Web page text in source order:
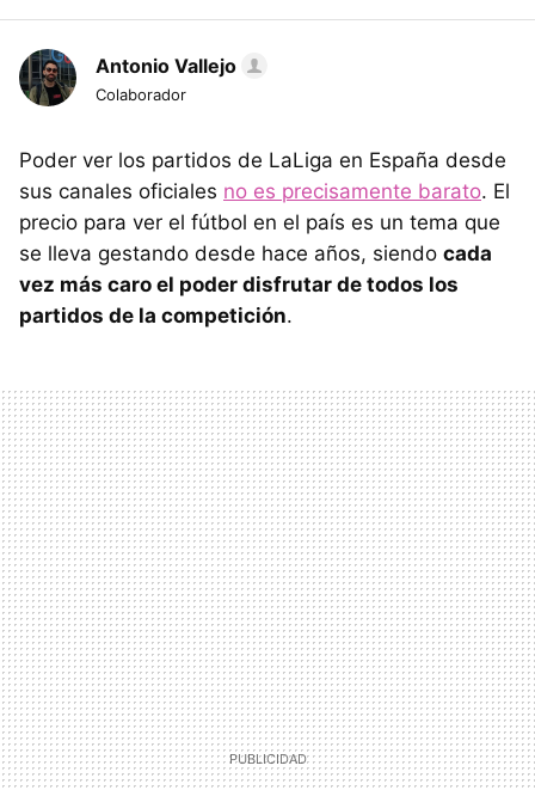
Antonio Vallejo
Colaborador
Poder ver los partidos de LaLiga en España desde
sus canales oficiales no es precisamente barato. El
precio para ver el fútbol en el país es un tema que
se lleva gestando desde hace años, siendo cada
vez más caro el poder disfrutar de todos los
partidos de la competición.